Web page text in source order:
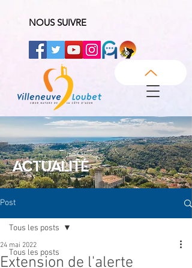
NOUS SUIVRE
ACTUALITÉ
Post
Tous les posts
Tous les posts
Extension de l'alerte
24 mai 2022